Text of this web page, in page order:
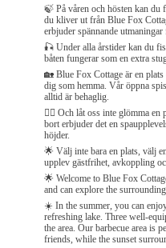
🍃 På våren och hösten kan du
du kliver ut från Blue Fox
erbjuder spännande
🎣 Under alla årstider kan du
båten fungerar som en extra
🏡 Blue Fox Cottage är en
dig som hemma. Vår öppna
alltid är behaglig.
🏊‍♂️ Och låt oss inte glömma
bort erbjuder det en
höjder.
🌟 Välj inte bara en plats, välj
upplev gästfrihet, avkoppling
🌟 Welcome to Blue Fox
and can explore the
☀️ In the summer, you can
refreshing lake. Three well-
the area. Our barbecue area is
friends, while the sunset